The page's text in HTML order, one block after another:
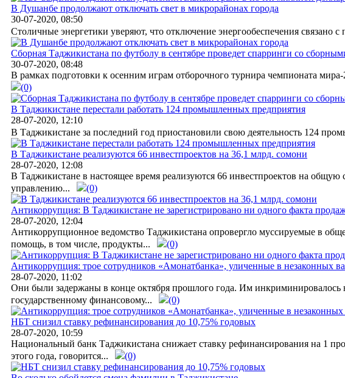
В Душанбе продолжают отключать свет в микрорайонах города
30-07-2020, 08:50
Столичные энергетики уверяют, что отключение энергообеспечения
Сборная Таджикистана по футболу в сентябре проведет спарринги со
30-07-2020, 08:48
В рамках подготовки к осенним играм отборочного турнира чемпионата
(0)
В Таджикистане перестали работать 124 промышленных предприятия
28-07-2020, 12:10
В Таджикистане за последний год приостановили свою деятельность 124
В Таджикистане реализуются 66 инвестпроектов на 36,1 млрд. сомони
28-07-2020, 12:08
В Таджикистане в настоящее время реализуются 66 инвестпроектов на
управлению...
(0)
Антикоррупция: В Таджикистане не зарегистрировано ни одного факта
28-07-2020, 12:04
Антикоррупционное ведомство Таджикистана опровергло муссируемые в
помощь, в том числе, продукты...
(0)
Антикоррупция: трое сотрудников «Амонатбанка», уличенные в незаконных
28-07-2020, 11:02
Они были задержаны в конце октября прошлого года. Им
государственному финансовому...
(0)
НБТ снизил ставку рефинансирования до 10,75% годовых
28-07-2020, 10:59
Национальный банк Таджикистана снижает ставку рефинансирования на 1
этого года, говорится...
(0)